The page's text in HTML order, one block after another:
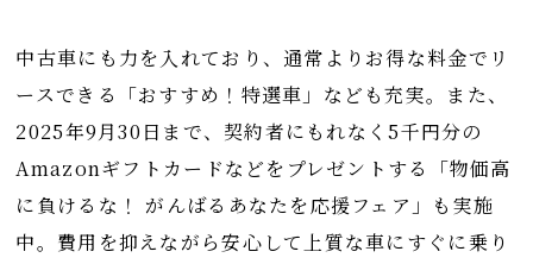
中古車にも力を入れており、通常よりお得な料金でリ
ースできる「おすすめ！特選車」なども充実。また、
2025年9月30日まで、契約者にもれなく5千円分の
Amazonギフトカードなどをプレゼントする「物価高
に負けるな！ がんばるあなたを応援フェア」も実施
中。費用を抑えながら安心して上質な車にすぐに乗り